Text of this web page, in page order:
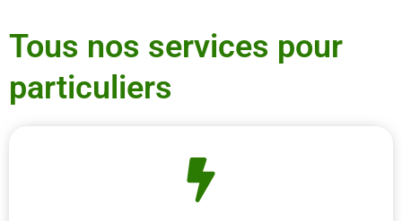
Tous nos services pour
particuliers